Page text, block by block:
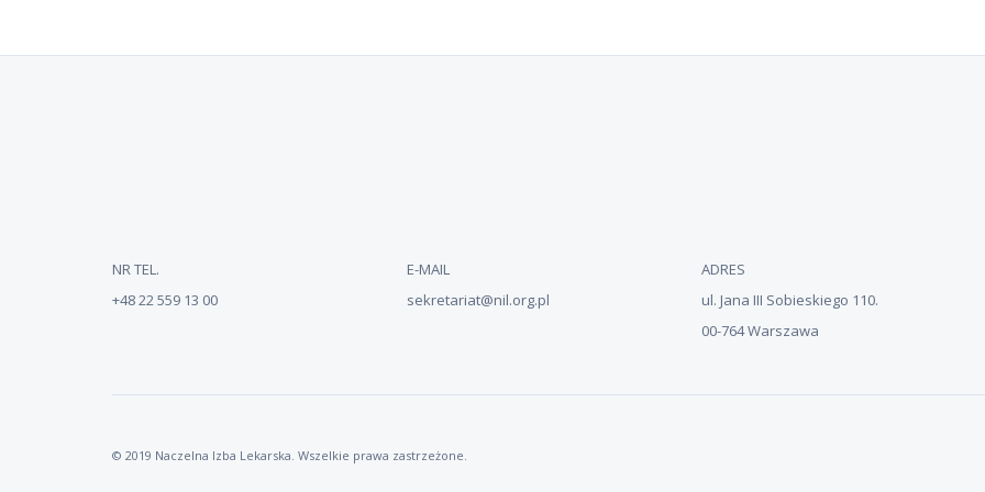
NR TEL.
+48 22 559 13 00
E-MAIL
sekretariat@nil.org.pl
ADRES
ul. Jana III Sobieskiego 110.
00-764 Warszawa
© 2019 Naczelna Izba Lekarska. Wszelkie prawa zastrzeżone.